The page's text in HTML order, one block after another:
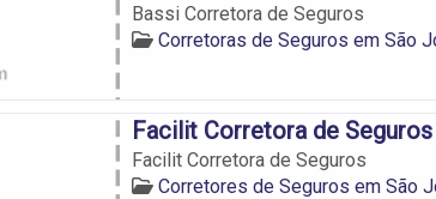
Bassi Corretora de Seguros
Corretoras de Seguros em São
Facilit Corretora de Seguros
Facilit Corretora de Seguros
Corretores de Seguros em São